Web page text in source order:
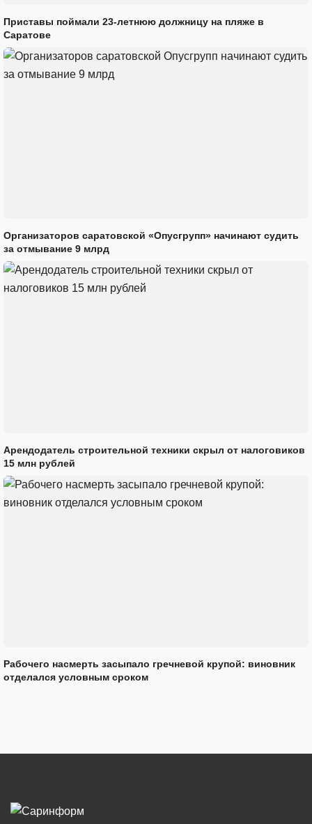
Приставы поймали 23-летнюю должницу на пляже в
Саратове
Организаторов саратовской «Опусгрупп» начинают судить
за отмывание 9 млрд
Арендодатель строительной техники скрыл от налоговиков
15 млн рублей
Рабочего насмерть засыпало гречневой крупой: виновник
отделался условным сроком